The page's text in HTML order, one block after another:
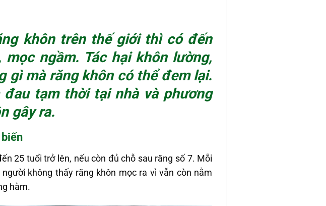
khôntrên thế giới thì có đến
mọc ngầm. Tác hại khôn lường,
gì mà răng khôn có thể đem lại.
tạm thời tại nhà và phương
gây ra.
25 tuổi trở lên, nếu còn đủ chỗ sau răng số 7. Mỗi
không thấy răng khôn mọc ra vì vẫn còn nằm
hàm.